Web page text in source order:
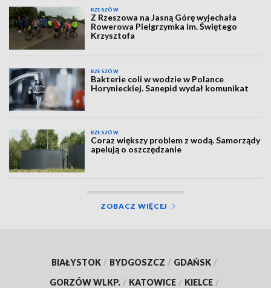
RZESZÓW
Z Rzeszowa na Jasną Górę wyjechała
Rowerowa Pielgrzymka im. Świętego
Krzysztofa
RZESZÓW
Bakterie coli w wodzie w Polance
Horynieckiej. Sanepid wydał komunikat
RZESZÓW
Coraz większy problem z wodą. Samorządy
apelują o oszczędzanie
ZOBACZ WIĘCEJ
BIAŁYSTOK / BYDGOSZCZ / GDAŃSK /
GORZÓW WLKP. / KATOWICE / KIELCE /